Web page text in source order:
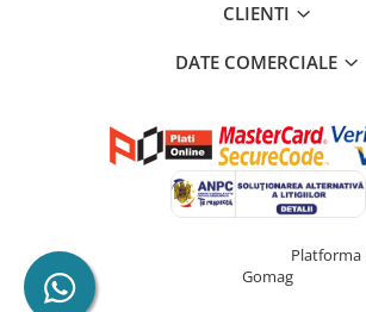
CLIENTI
DATE COMERCIALE
Creat cu ❤ și cu 🧠 de Dan Trifan Platforma
Gomag